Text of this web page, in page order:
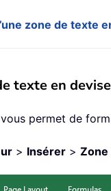
zone de texte
texte en
permet de
> Insérer >